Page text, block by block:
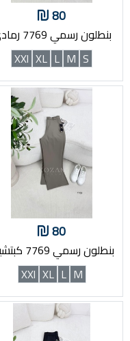
80
بنطلون رسمي 7769 رمادي
S
M
L
XL
XXl
80
بنطلون رسمي 7769 كبتشينو
M
L
XL
XXl